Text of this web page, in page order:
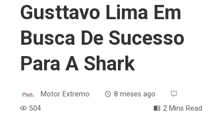
Gusttavo Lima Em
Busca De Sucesso
Para A Shark
Motor Extremo
8 meses ago
504
2 Mins Read